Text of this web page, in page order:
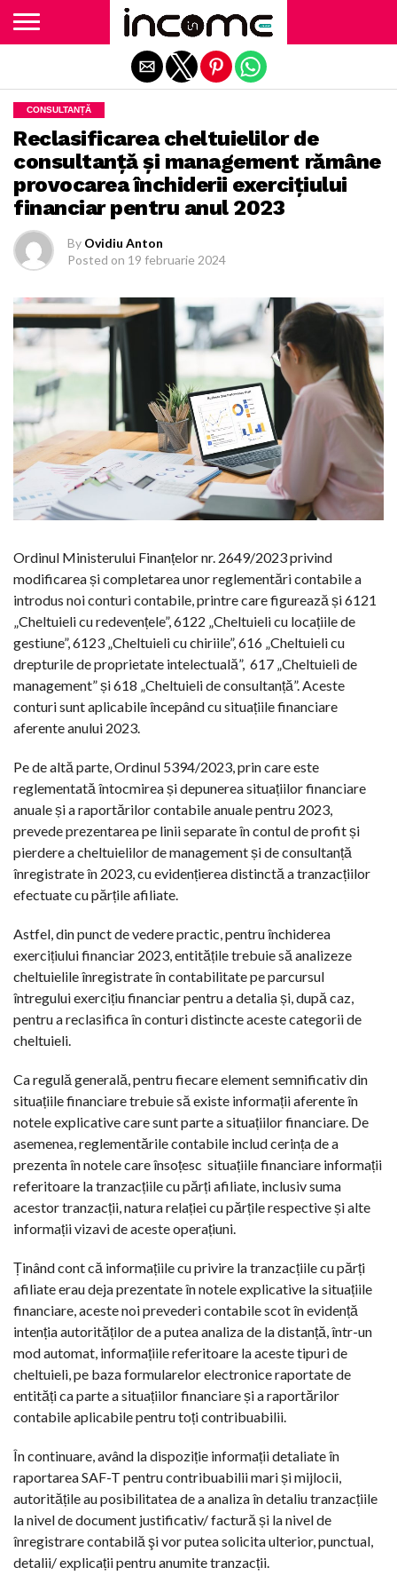
CONSULTANȚĂ
Reclasificarea cheltuielilor de
consultanță și management rămâne
provocarea închiderii exercițiului
financiar pentru anul 2023
By Ovidiu Anton
Posted on 19 februarie 2024
Ordinul Ministerului Finanțelor nr. 2649/2023 privind
modificarea și completarea unor reglementări contabile a
introdus noi conturi contabile, printre care figurează și 6121
„Cheltuieli cu redevențele”, 6122 „Cheltuieli cu locațiile de
gestiune”, 6123 „Cheltuieli cu chiriile”, 616 „Cheltuieli cu
drepturile de proprietate intelectuală”, 617 „Cheltuieli de
management” și 618 „Cheltuieli de consultanță”. Aceste
conturi sunt aplicabile începând cu situațiile financiare
aferente anului 2023.
Pe de altă parte, Ordinul 5394/2023, prin care este
reglementată întocmirea și depunerea situațiilor financiare
anuale și a raportărilor contabile anuale pentru 2023,
prevede prezentarea pe linii separate în contul de profit și
pierdere a cheltuielilor de management și de consultanță
înregistrate în 2023, cu evidențierea distinctă a tranzacțiilor
efectuate cu părțile afiliate.
Astfel, din punct de vedere practic, pentru închiderea
exercițiului financiar 2023, entitățile trebuie să analizeze
cheltuielile înregistrate în contabilitate pe parcursul
întregului exercițiu financiar pentru a detalia și, după caz,
pentru a reclasifica în conturi distincte aceste categorii de
cheltuieli.
Ca regulă generală, pentru fiecare element semnificativ din
situațiile financiare trebuie să existe informații aferente în
notele explicative care sunt parte a situațiilor financiare. De
asemenea, reglementările contabile includ cerința de a
prezenta în notele care însoțesc situațiile financiare informații
referitoare la tranzacțiile cu părți afiliate, inclusiv suma
acestor tranzacții, natura relației cu părțile respective și alte
informații vizavi de aceste operațiuni.
Ținând cont că informațiile cu privire la tranzacțiile cu părți
afiliate erau deja prezentate în notele explicative la situațiile
financiare, aceste noi prevederi contabile scot în evidență
intenția autorităților de a putea analiza de la distanță, într-un
mod automat, informațiile referitoare la aceste tipuri de
cheltuieli, pe baza formularelor electronice raportate de
entități ca parte a situațiilor financiare și a raportărilor
contabile aplicabile pentru toți contribuabilii.
În continuare, având la dispoziție informații detaliate în
raportarea SAF-T pentru contribuabilii mari și mijlocii,
autoritățile au posibilitatea de a analiza în detaliu tranzacțiile
la nivel de document justificativ/ factură și la nivel de
înregistrare contabilă şi vor putea solicita ulterior, punctual,
detalii/ explicații pentru anumite tranzacții.
Exit mobile version